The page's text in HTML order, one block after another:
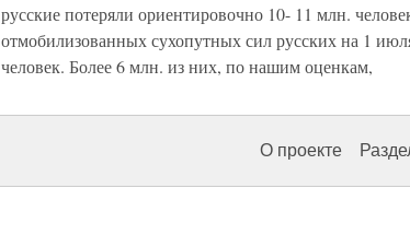
русские потеряли ориентировочно 10- 11 млн.
отмобилизованных сухопутных сил русских на 1
человек. Более 6 млн. из них, по нашим оценкам,
О проекте